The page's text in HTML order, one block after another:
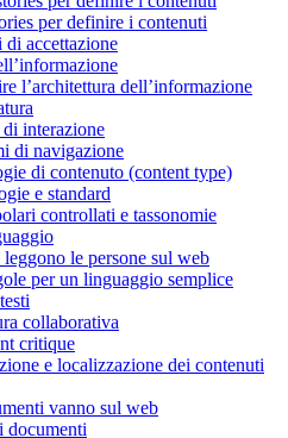
per definire i contenuti
accettazione
l’architettura dell’informazione
interazione
di navigazione
di contenuto (content type)
e standard
controllati e tassonomie
le persone sul web
per un linguaggio semplice
collaborativa
critique
e localizzazione dei contenuti
vanno sul web
documenti